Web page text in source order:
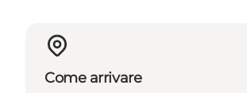
Come arrivare